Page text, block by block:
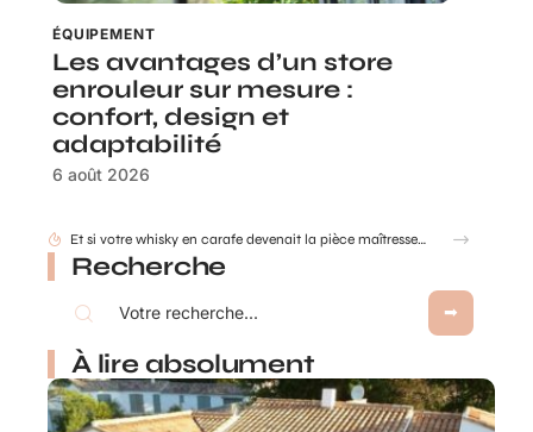
ÉQUIPEMENT
Les avantages d’un store
enrouleur sur mesure :
confort, design et
adaptabilité
6 août 2026
Comment déterminer les dimensions d’une cuve de récupération d’eau de pluie ?
Recherche
À lire absolument